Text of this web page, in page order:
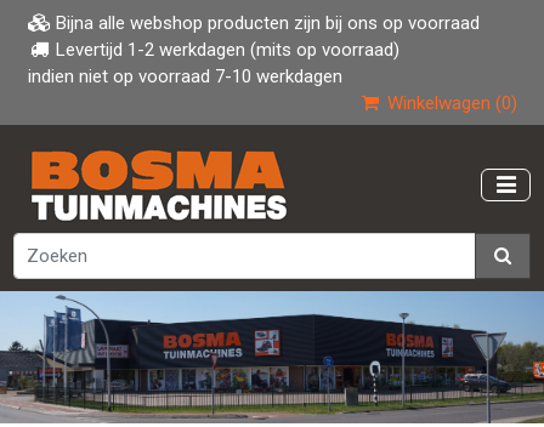
Bijna alle webshop producten zijn bij ons op voorraad
Levertijd 1-2 werkdagen (mits op voorraad)
indien niet op voorraad 7-10 werkdagen
Winkelwagen (0)